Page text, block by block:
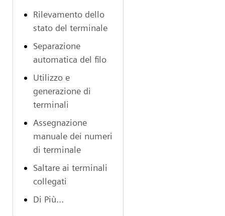
Rilevamento dello
stato del terminale
Separazione
automatica del filo
Utilizzo e
generazione di
terminali
Assegnazione
manuale dei numeri
di terminale
Saltare ai terminali
collegati
Di Più...